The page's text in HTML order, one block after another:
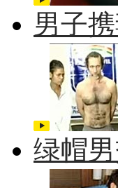
男子
绿帽